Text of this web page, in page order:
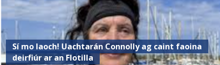
Sí mo laoch! Uachtarán Connolly ag caint faoina
deirfiúr ar an Flotilla